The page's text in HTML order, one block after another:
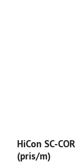
HiCon SC-
(pris/m)